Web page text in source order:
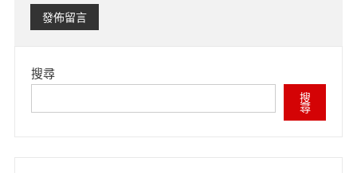
搜尋
搜
尋